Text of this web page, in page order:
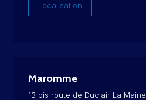
Localisation
Maromme
13 bis route de Duclair La Maine